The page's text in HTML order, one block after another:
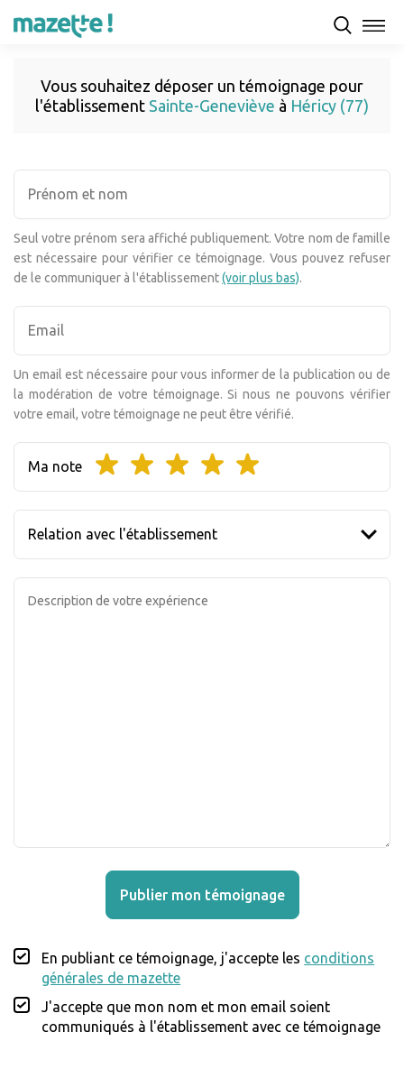
Vous souhaitez déposer un témoignage pour
l'établissement Sainte-Geneviève à Héricy (77)
Seul votre prénom sera affiché publiquement. Votre nom de famille
est nécessaire pour vérifier ce témoignage. Vous pouvez refuser
de le communiquer à l'établissement(voir plus bas).
Un email est nécessaire pour vous informer de la publication ou de
la modération de votre témoignage. Si nous ne pouvons vérifier
votre email, votre témoignage ne peut être vérifié.
Ma note
Publier mon témoignage
En publiant ce témoignage, j'accepte les conditions
générales de mazette
J'accepte que mon nom et mon email soient
communiqués à l'établissement avec ce témoignage